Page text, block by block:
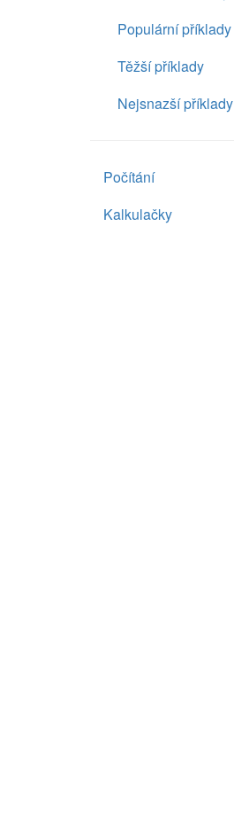
Populární příklady
Těžší příklady
Nejsnazší příklady
Počítání
Kalkulačky